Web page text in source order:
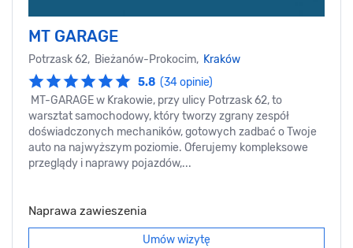
MT GARAGE
Potrzask 62, Bieżanów-Prokocim, Kraków
5.8 (34 opinie)
MT-GARAGE w Krakowie, przy ulicy Potrzask 62, to
warsztat samochodowy, który tworzy zgrany zespół
doświadczonych mechaników, gotowych zadbać o Twoje
auto na najwyższym poziomie. Oferujemy kompleksowe
przeglądy i naprawy pojazdów,...
Naprawa zawieszenia
Umów wizytę